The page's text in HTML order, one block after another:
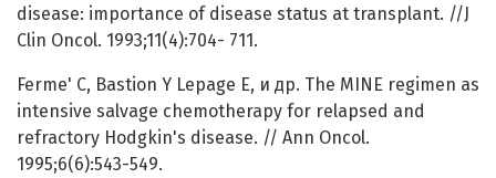
disease: importance of disease status at transplant. //J
Clin Oncol. 1993;11(4):704- 711.
Ferme' C, Bastion Y Lepage E, и др. The MINE regimen as
intensive salvage chemotherapy for relapsed and
refractory Hodgkin's disease. // Ann Oncol.
1995;6(6):543-549.